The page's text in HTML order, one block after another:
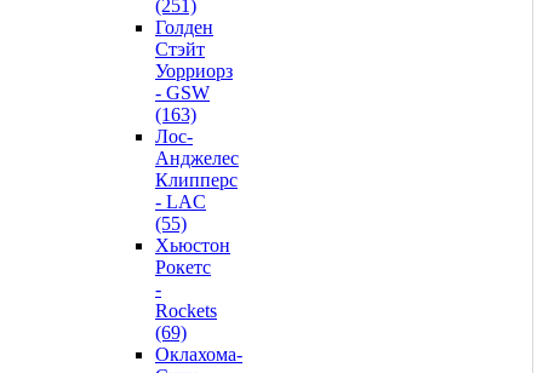
(251)
Голден
Стэйт
Уорриорз
- GSW
(163)
Лос-
Анджелес
Клипперс
- LAC
(55)
Хьюстон
Рокетс
-
Rockets
(69)
Оклахома-